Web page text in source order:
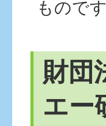
ものです
財団
エー